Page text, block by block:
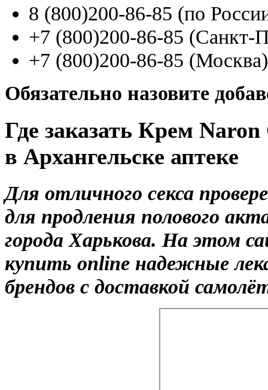
8 (800)200-86-85 (по
+7 (800)200-86-85 (Санкт-
+7 (800)200-86-85 (Москва)
Обязательно назовите
Где заказать Крем
в Архангельске аптеке
Для отличного секса
для продления полового
города Харькова. На этом
купить online надежные
брендов с доставкой